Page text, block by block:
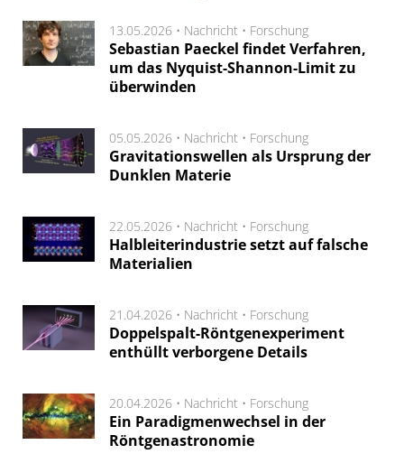
13.05.2026 • Nachricht • Forschung
Sebastian Paeckel findet Verfahren,
um das Nyquist-Shannon-Limit zu
überwinden
05.05.2026 • Nachricht • Forschung
Gravitationswellen als Ursprung der
Dunklen Materie
22.05.2026 • Nachricht • Forschung
Halbleiterindustrie setzt auf falsche
Materialien
21.04.2026 • Nachricht • Forschung
Doppelspalt-Röntgenexperiment
enthüllt verborgene Details
20.04.2026 • Nachricht • Forschung
Ein Paradigmenwechsel in der
Röntgenastronomie